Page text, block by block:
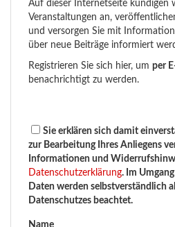
Auf dieser Internetseite kündigen
Veranstaltungen an,
und versorgen Sie mit
über neue Beiträge informiert
Registrieren Sie sich hier, um per
benachrichtigt zu werden.
Sie erklären sich damit
zur Bearbeitung Ihres Anliegens
Informationen und
Datenschutzerklärung. Im
Daten werden selbstverständlich
Datenschutzes beachtet.
Name